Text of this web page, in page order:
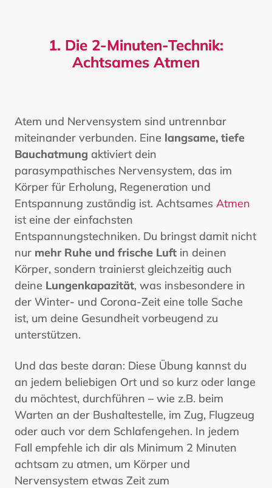
1. Die 2-Minuten-Technik:
Achtsames Atmen
Atem und Nervensystem sind untrennbar
miteinander verbunden. Eine langsame, tiefe
Bauchatmung aktiviert dein
parasympathisches Nervensystem, das im
Körper für Erholung, Regeneration und
Entspannung zuständig ist. Achtsames Atmen
ist eine der einfachsten
Entspannungstechniken. Du bringst damit nicht
nur mehr Ruhe und frische Luft in deinen
Körper, sondern trainierst gleichzeitig auch
deine Lungenkapazität, was insbesondere in
der Winter- und Corona-Zeit eine tolle Sache
ist, um deine Gesundheit vorbeugend zu
unterstützen.
Und das beste daran: Diese Übung kannst du
an jedem beliebigen Ort und so kurz oder lange
du möchtest, durchführen – wie z.B. beim
Warten an der Bushaltestelle, im Zug, Flugzeug
oder auch vor dem Schlafengehen. In jedem
Fall empfehle ich dir als Minimum 2 Minuten
achtsam zu atmen, um Körper und
Nervensystem etwas Zeit zum